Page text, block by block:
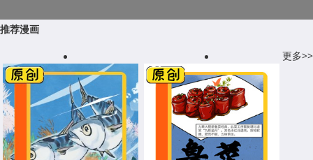
推荐漫画
更多>>